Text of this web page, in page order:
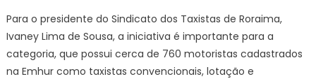
Para o presidente do Sindicato dos Taxistas de Roraima,
Ivaney Lima de Sousa, a iniciativa é importante para a
categoria, que possui cerca de 760 motoristas cadastrados
na Emhur como taxistas convencionais, lotação e